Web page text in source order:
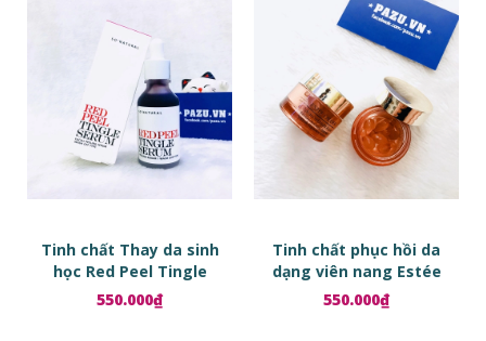
Tinh chất Thay da sinh
học Red Peel Tingle
Serum
550.000₫
Tinh chất phục hồi da
dạng viên nang Estée
Lauder Advanced Night
Repair Ampoules
550.000₫